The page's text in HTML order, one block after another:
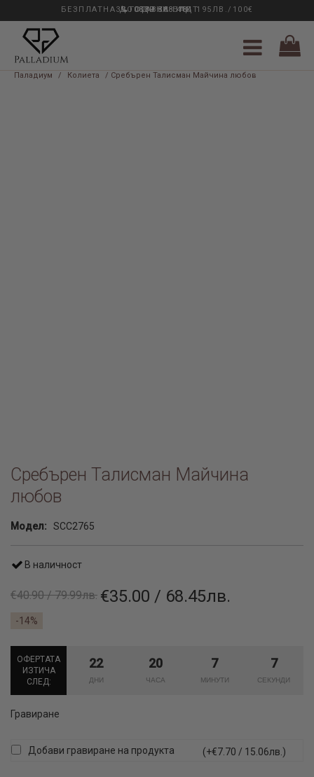
33 ГОДИНИ ОПИТ
БЕЗПЛАТНА ДОСТАВКА НАД 195ЛВ./100€
0889 888 484
Паладиум / Колиета / Сребърен Талисман Майчина любов
Сребърен Талисман Майчина
любов
Модел: SCC2765
В наличност
€40.90 / 79.99лв. €35.00 / 68.45лв.
-14%
ОФЕРТАТА
ИЗТИЧА
СЛЕД:
22 20 7 7
Гравиране
Добави гравиране на продукта (+€7.70 / 15.06лв.)